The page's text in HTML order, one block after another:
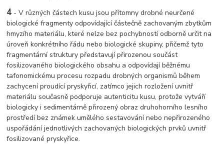
4 - V různých částech kusu jsou přítomny drobné neurčené
biologické fragmenty odpovídající částečně zachovaným zbytkům
hmyzího materiálu, které nelze bez pochybností odborně určit na
úroveň konkrétního řádu nebo biologické skupiny, přičemž tyto
fragmentární struktury představují přirozenou součást
fosilizovaného biologického obsahu a odpovídají běžnému
tafonomickému procesu rozpadu drobných organismů během
zachycení proudící pryskyřicí, zatímco jejich rozložení uvnitř
materiálu současně podporuje autenticitu kusu, protože vytváří
biologicky i sedimentárně přirozený obraz druhohorního lesního
prostředí bez známek umělého sestavování nebo nepřirozeného
uspořádání jednotlivých zachovaných biologických prvků uvnitř
fosilizované pryskyřice.